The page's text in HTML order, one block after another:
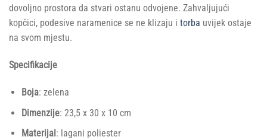
dovoljno prostora da stvari ostanu odvojene. Zahvaljujući
kopčici, podesive naramenice se ne klizaju i torba uvijek ostaje
na svom mjestu.
Specifikacije
Boja: zelena
Dimenzije: 23,5 x 30 x 10 cm
Materijal: lagani poliester